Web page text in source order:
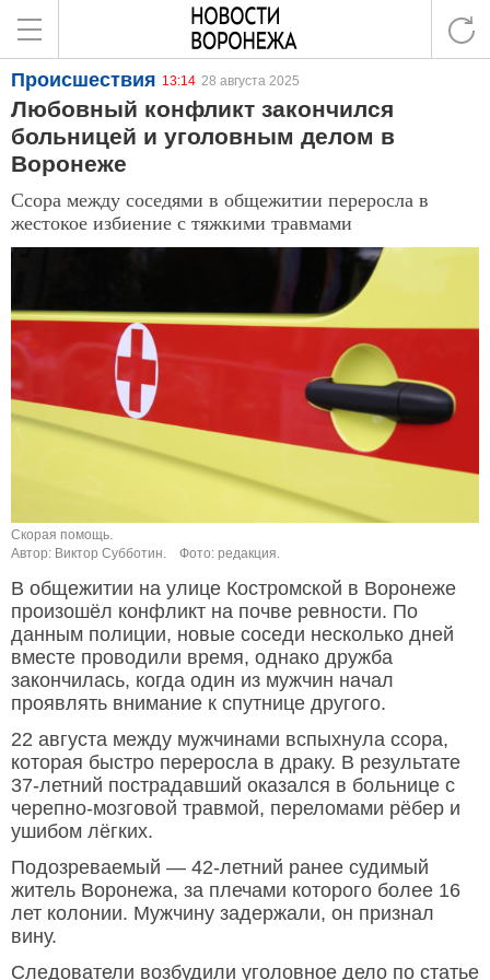
Происшествия 13:14 28 августа 2025
Любовный конфликт закончился
больницей и уголовным делом в
Воронеже
Ссора между соседями в общежитии переросла в
жестокое избиение с тяжкими травмами
Скорая помощь.
Автор: Виктор Субботин.
Фото: редакция.
В общежитии на улице Костромской в Воронеже
произошёл конфликт на почве ревности. По
данным полиции, новые соседи несколько дней
вместе проводили время, однако дружба
закончилась, когда один из мужчин начал
проявлять внимание к спутнице другого.
22 августа между мужчинами вспыхнула ссора,
которая быстро переросла в драку. В результате
37-летний пострадавший оказался в больнице с
черепно-мозговой травмой, переломами рёбер и
ушибом лёгких.
Подозреваемый — 42-летний ранее судимый
житель Воронежа, за плечами которого более 16
лет колонии. Мужчину задержали, он признал
вину.
Следователи возбудили уголовное дело по статье